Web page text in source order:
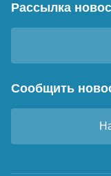
Рассылка
Сообщить